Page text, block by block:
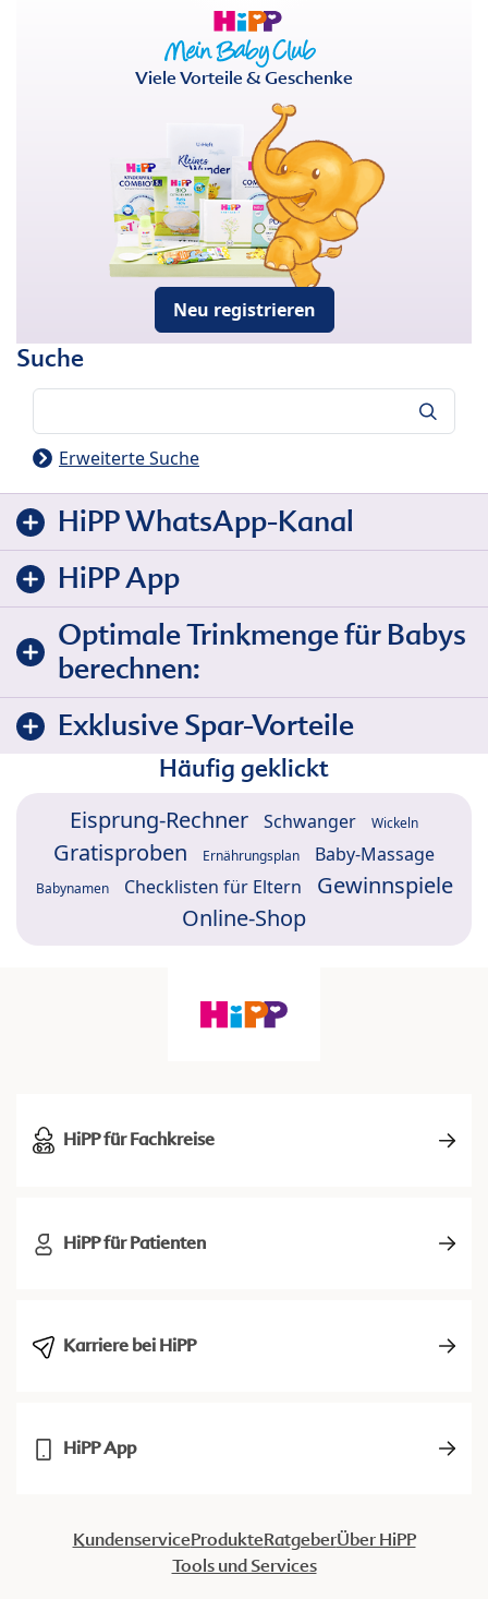
Viele Vorteile & Geschenke
Neu registrieren
Suche
Erweiterte Suche
HiPP WhatsApp-Kanal
HiPP App
Optimale Trinkmenge für Babys
berechnen:
Exklusive Spar-Vorteile
Häufig geklickt
Eisprung-Rechner Schwanger Wickeln
Gratisproben Ernährungsplan Baby-Massage
Babynamen Checklisten für Eltern
Gewinnspiele
Online-Shop
HiPP für Fachkreise
HiPP für Patienten
Karriere bei HiPP
HiPP App
KundenserviceProdukteRatgeberÜber HiPP
Tools und Services